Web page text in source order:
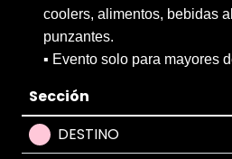
coolers, alimentos, bebidas
punzantes.
▪️ Evento solo para mayores
Sección
DESTINO